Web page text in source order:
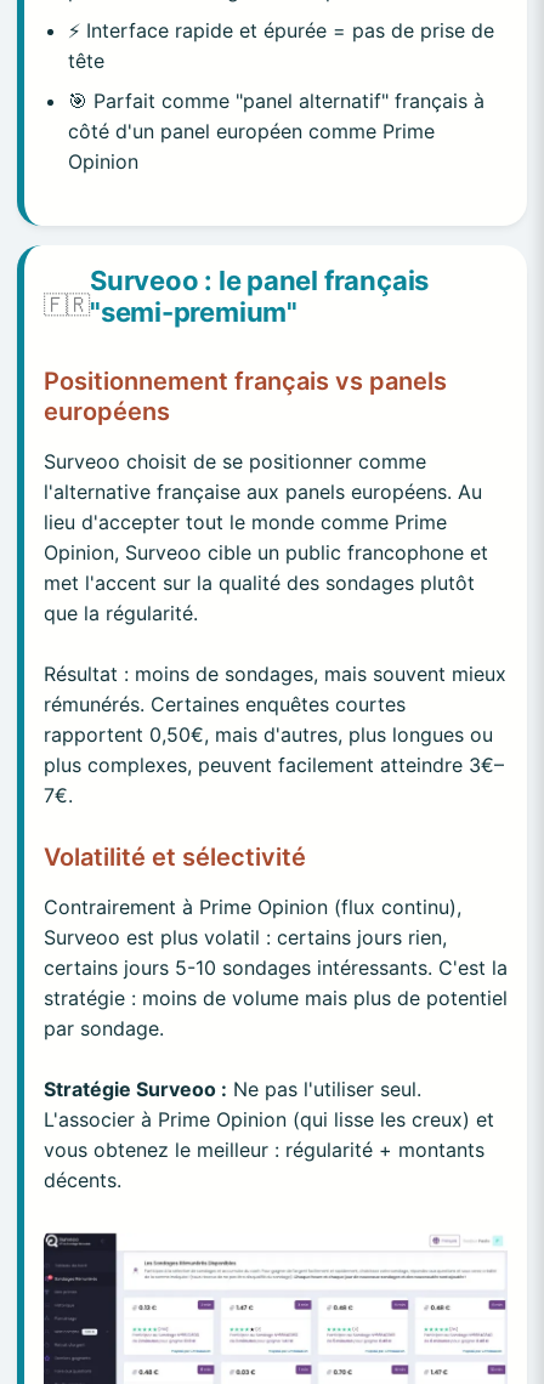
⚡ Interface rapide et épurée = pas de prise de
tête
🎯 Parfait comme "panel alternatif" français à
côté d'un panel européen comme Prime
Opinion
🇫🇷
Surveoo : le panel français
"semi-premium"
Positionnement français vs panels
européens
Surveoo choisit de se positionner comme
l'alternative française aux panels européens. Au
lieu d'accepter tout le monde comme Prime
Opinion, Surveoo cible un public francophone et
met l'accent sur la qualité des sondages plutôt
que la régularité.
Résultat : moins de sondages, mais souvent mieux
rémunérés. Certaines enquêtes courtes
rapportent 0,50€, mais d'autres, plus longues ou
plus complexes, peuvent facilement atteindre 3€–
7€.
Volatilité et sélectivité
Contrairement à Prime Opinion (flux continu),
Surveoo est plus volatil : certains jours rien,
certains jours 5-10 sondages intéressants. C'est la
stratégie : moins de volume mais plus de potentiel
par sondage.
Stratégie Surveoo : Ne pas l'utiliser seul.
L'associer à Prime Opinion (qui lisse les creux) et
vous obtenez le meilleur : régularité + montants
décents.